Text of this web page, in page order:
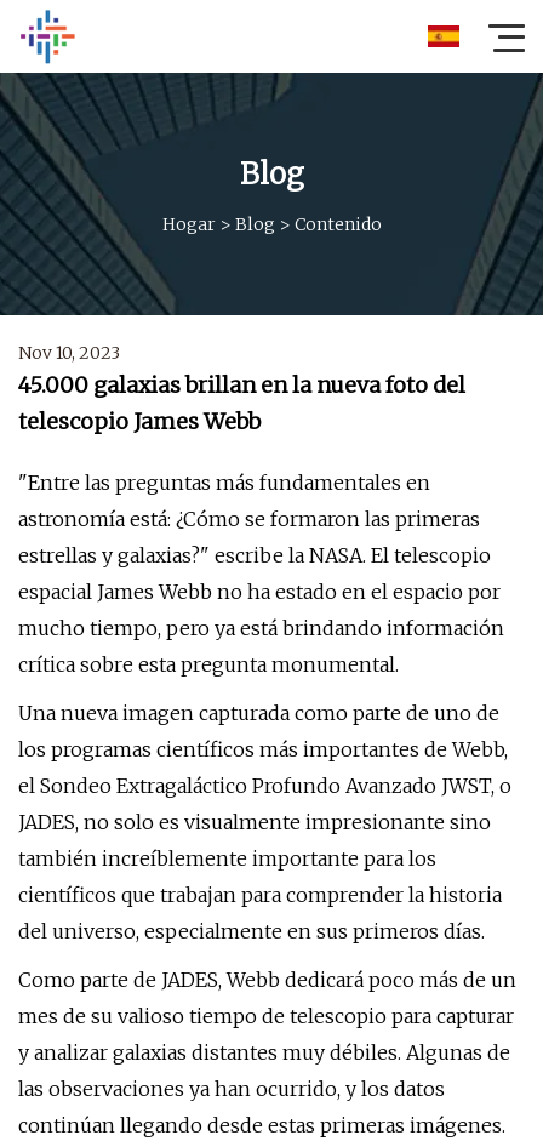
Blog
Hogar> Blog > Contenido
Nov 10, 2023
45.000 galaxias brillan en la nueva foto del
telescopio James Webb
"Entre las preguntas más fundamentales en
astronomía está: ¿Cómo se formaron las primeras
estrellas y galaxias?" escribe la NASA. El telescopio
espacial James Webb no ha estado en el espacio por
mucho tiempo, pero ya está brindando información
crítica sobre esta pregunta monumental.
Una nueva imagen capturada como parte de uno de
los programas científicos más importantes de Webb,
el Sondeo Extragaláctico Profundo Avanzado JWST, o
JADES, no solo es visualmente impresionante sino
también increíblemente importante para los
científicos que trabajan para comprender la historia
del universo, especialmente en sus primeros días.
Como parte de JADES, Webb dedicará poco más de un
mes de su valioso tiempo de telescopio para capturar
y analizar galaxias distantes muy débiles. Algunas de
las observaciones ya han ocurrido, y los datos
continúan llegando desde estas primeras imágenes.